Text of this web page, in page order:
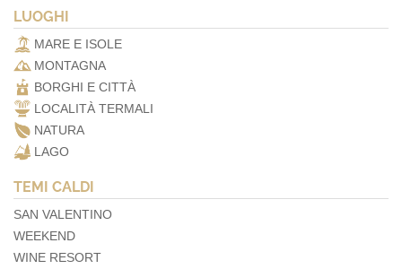
LUOGHI
MARE E ISOLE
MONTAGNA
BORGHI E CITTÀ
LOCALITÀ TERMALI
NATURA
LAGO
TEMI CALDI
SAN VALENTINO
WEEKEND
WINE RESORT